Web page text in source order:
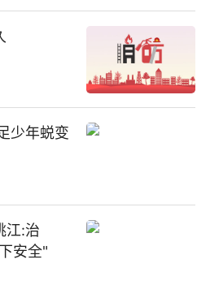
少年蜕变
江:治
安全"